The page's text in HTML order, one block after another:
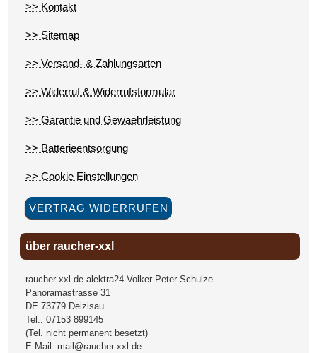
>> Kontakt
>> Sitemap
>> Versand- & Zahlungsarten
>> Widerruf & Widerrufsformular
>> Garantie und Gewaehrleistung
>> Batterieentsorgung
>> Cookie Einstellungen
VERTRAG WIDERRUFEN
über raucher-xxl
raucher-xxl.de alektra24 Volker Peter Schulze
Panoramastrasse 31
DE 73779 Deizisau
Tel.:07153 899145
(Tel. nicht permanent besetzt)
E-Mail: mail@raucher-xxl.de